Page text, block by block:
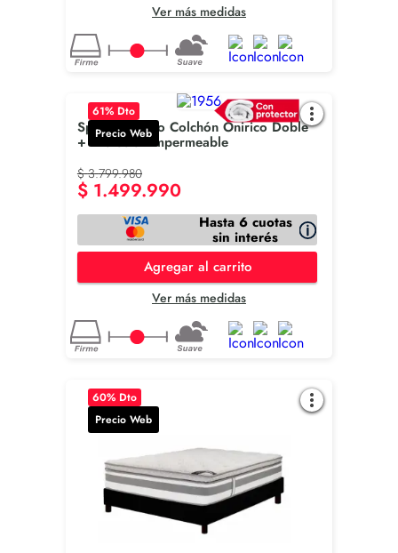
Ver más medidas
61% Dto
Precio Web
Spring Combo Colchón Onirico Doble
+ Protector Impermeable
$ 3.799.980
$ 1.499.990
Hasta 6 cuotas
sin interés
Agregar al carrito
Ver más medidas
60% Dto
Precio Web